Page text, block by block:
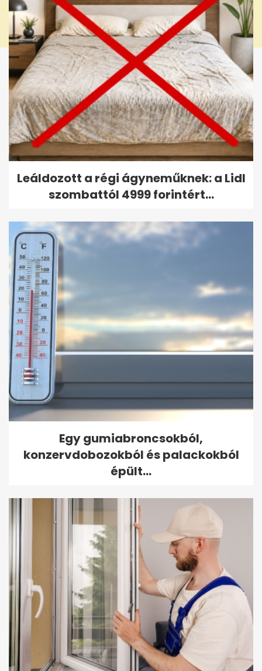
Leáldozott a régi ágyneműknek: a Lidl
szombattól 4999 forintért...
Egy gumiabroncsokból,
konzervdobozokból és palackokból
épült...